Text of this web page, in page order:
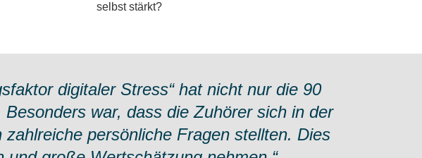
selbst stärkt?
digitaler Stress“ hat nicht nur die 90
war, dass die Zuhörer sich in der
persönliche Fragen stellten. Dies